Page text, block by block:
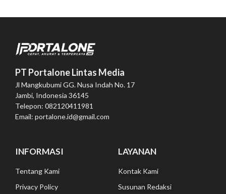
PT Portalone Lintas Media
Jl Mangkubumi GG. Nusa Indah No. 17
Jambi, Indonesia 36145
Telepon: 082120411981
Email: portalone.id@gmail.com
INFORMASI
Tentang Kami
Privacy Policy
LAYANAN
Kontak Kami
Susunan Redaksi